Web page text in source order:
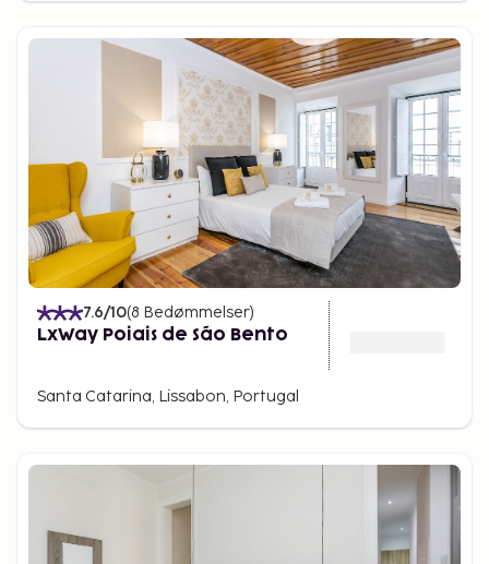
7.6/10(8 Bedømmelser)
LxWay Poiais de São Bento
Santa Catarina, Lissabon, Portugal